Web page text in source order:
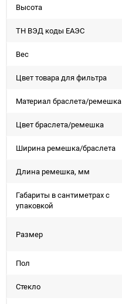
Высота
ТН ВЭД коды ЕАЭС
Вес
Цвет товара для фильтра
Материал браслета/ремешка
Цвет браслета/ремешка
Ширина ремешка/браслета
Длина ремешка, мм
Габариты в сантиметрах с
упаковкой
Размер
Пол
Стекло